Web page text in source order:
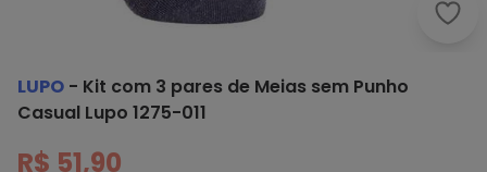
LUPO - Kit com 3 pares de Meias sem Punho
Casual Lupo 1275-011
R$ 51,90